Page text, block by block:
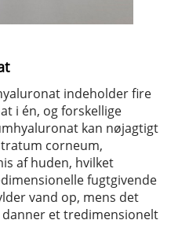
indeholder fire
i én, og forskellige
kan nøjagtigt
corneum,
af huden, hvilket
fugtgivende
vand op, mens det
et tredimensionelt